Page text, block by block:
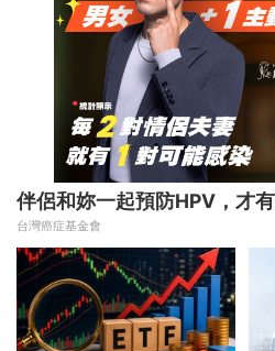
伴侶和妳一起預防HPV，才
台灣癌症基金會